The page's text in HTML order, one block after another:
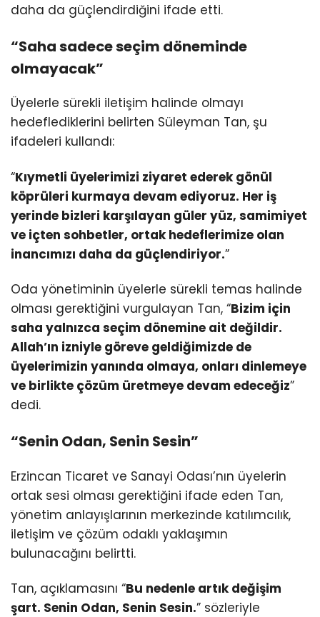
daha da güçlendirdiğini ifade etti.
“Saha sadece seçim döneminde
olmayacak”
Üyelerle sürekli iletişim halinde olmayı
hedeflediklerini belirten Süleyman Tan, şu
ifadeleri kullandı:
“Kıymetli üyelerimizi ziyaret ederek gönül
köprüleri kurmaya devam ediyoruz. Her iş
yerinde bizleri karşılayan güler yüz, samimiyet
ve içten sohbetler, ortak hedeflerimize olan
inancımızı daha da güçlendiriyor.”
Oda yönetiminin üyelerle sürekli temas halinde
olması gerektiğini vurgulayan Tan, “Bizim için
saha yalnızca seçim dönemine ait değildir.
Allah’ın izniyle göreve geldiğimizde de
üyelerimizin yanında olmaya, onları dinlemeye
ve birlikte çözüm üretmeye devam edeceğiz”
dedi.
“Senin Odan, Senin Sesin”
Erzincan Ticaret ve Sanayi Odası’nın üyelerin
ortak sesi olması gerektiğini ifade eden Tan,
yönetim anlayışlarının merkezinde katılımcılık,
iletişim ve çözüm odaklı yaklaşımın
bulunacağını belirtti.
Tan, açıklamasını “Bu nedenle artık değişim
şart. Senin Odan, Senin Sesin.” sözleriyle